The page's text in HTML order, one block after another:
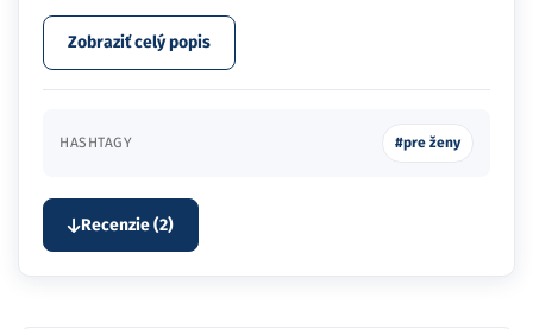
Zobraziť celý popis
HASHTAGY #pre ženy
Recenzie (2)